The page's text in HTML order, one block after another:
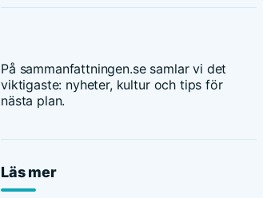
På sammanfattningen.se samlar vi det
viktigaste: nyheter, kultur och tips för
nästa plan.
Läs mer